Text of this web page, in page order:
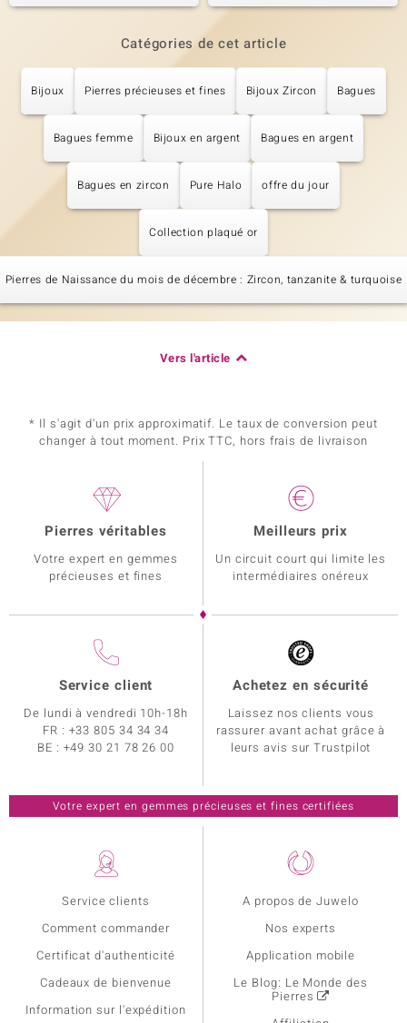
Catégories de cet article
Bijoux Pierres précieuses et fines Bijoux Zircon Bagues
Bagues femme Bijoux en argent Bagues en argent
Bagues en zircon Pure Halo offre du jour
Collection plaqué or
Pierres de Naissance du mois de décembre : Zircon, tanzanite & turquoise
Vers l'article
* Il s'agit d'un prix approximatif. Le taux de conversion peut
changer à tout moment. Prix TTC, hors frais de livraison
Service clients
Comment commander
Certificat d'authenticité
Cadeaux de bienvenue
Information sur l'expédition
A propos de Juwelo
Nos experts
Application mobile
Le Blog: Le Monde des
Pierres
Pierres véritables
Votre expert en gemmes
précieuses et fines
Meilleurs prix
Un circuit court qui limite les
intermédiaires onéreux
Service client
De lundi à vendredi 10h-18h
FR : +33 805 34 34 34
BE : +49 30 21 78 26 00
Achetez en sécurité
Laissez nos clients vous
rassurer avant achat grâce à
leurs avis sur Trustpilot
Votre expert en gemmes précieuses et fines certifiées